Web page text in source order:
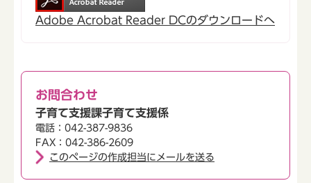
Adobe Acrobat Reader DCのダウンロードへ
お問合わせ
子育て支援課子育て支援係
電話：042-387-9836
FAX：042-386-2609
このページの作成担当にメールを送る